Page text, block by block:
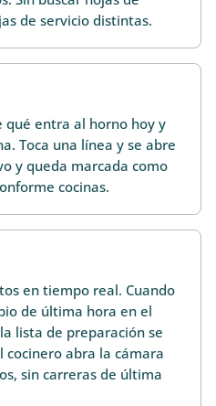
de servicio distintas.
qué entra al horno hoy y
Toca una línea y se abre
y queda marcada como
cocinas.
en tiempo real. Cuando
de última hora en el
lista de preparación se
cocinero abra la cámara
sin carreras de última